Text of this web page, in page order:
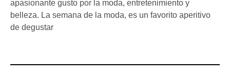
apasionante gusto por la moda, entretenimiento y
belleza. La semana de la moda, es un favorito aperitivo
de degustar